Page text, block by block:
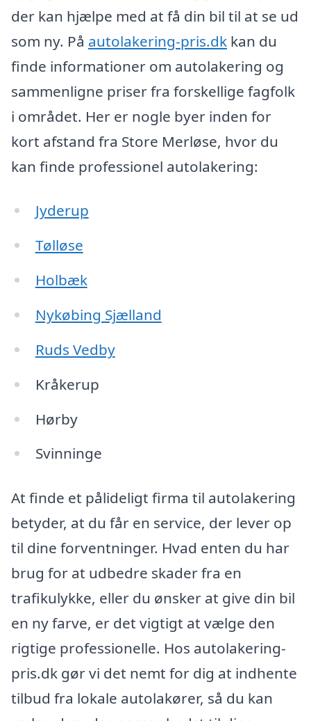
der kan hjælpe med at få din bil til at se ud
som ny. På autolakering-pris.dk kan du
finde informationer om autolakering og
sammenligne priser fra forskellige fagfolk
i området. Her er nogle byer inden for
kort afstand fra Store Merløse, hvor du
kan finde professionel autolakering:
Jyderup
Tølløse
Holbæk
Nykøbing Sjælland
Ruds Vedby
Kråkerup
Hørby
Svinninge
At finde et pålideligt firma til autolakering
betyder, at du får en service, der lever op
til dine forventninger. Hvad enten du har
brug for at udbedre skader fra en
trafikulykke, eller du ønsker at give din bil
en ny farve, er det vigtigt at vælge den
rigtige professionelle. Hos autolakering-
pris.dk gør vi det nemt for dig at indhente
tilbud fra lokale autolakører, så du kan